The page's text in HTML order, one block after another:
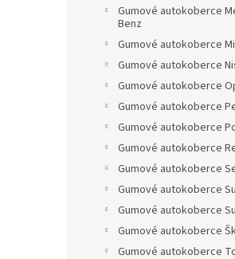
Gumové autokoberce
Benz
Gumové autokoberce
Gumové autokoberce
Gumové autokoberce
Gumové autokoberce
Gumové autokoberce
Gumové autokoberce
Gumové autokoberce
Gumové autokoberce
Gumové autokoberce
Gumové autokoberce
Gumové autokoberce